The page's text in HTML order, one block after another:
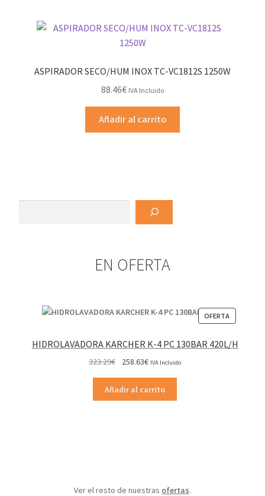
ASPIRADOR SECO/HUM INOX TC-VC1812S 1250W
88.46€ IVA Incluido
Añadir al carrito
EN OFERTA
OFERTA
EN
HIDROLAVADORA KARCHER K-4 PC 130BAR 420L/H
323.29€
original
era:
258.63€El
actual
es:
IVA Incluido
Añadir al carrito
Ver el resto de nuestras ofertas.